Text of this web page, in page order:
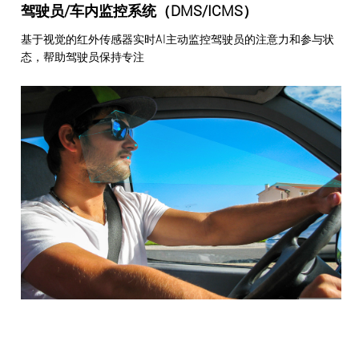
驾驶员/车内监控系统（DMS/ICMS）
基于视觉的红外传感器实时AI主动监控驾驶员的注意力和参与状
态，帮助驾驶员保持专注